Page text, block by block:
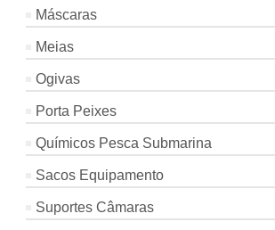
Máscaras
Meias
Ogivas
Porta Peixes
Químicos Pesca Submarina
Sacos Equipamento
Suportes Câmaras